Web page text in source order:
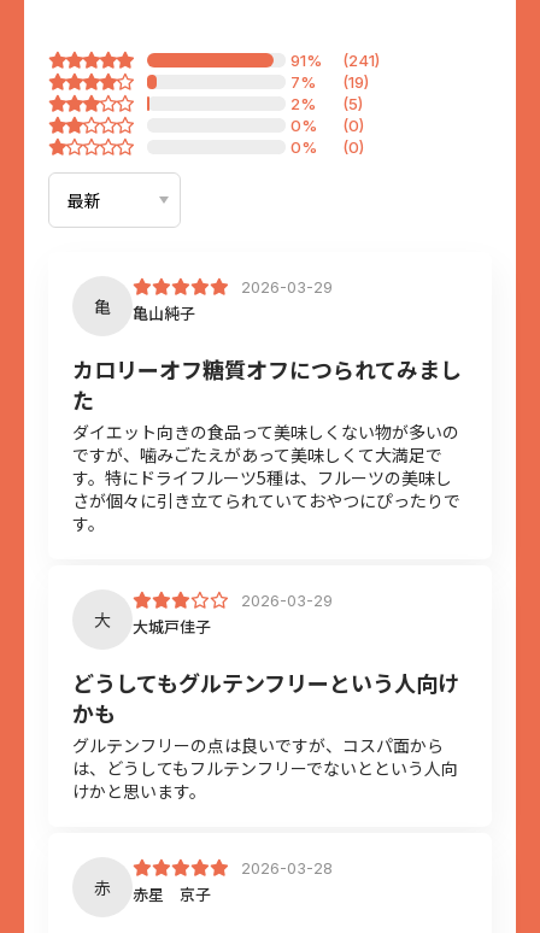
0% (0)
0% (0)
2% (5)
7% (19)
91% (241)
亀
2026-03-29
亀山純子
カロリーオフ糖質オフにつられてみまし
た
ダイエット向きの食品って美味しくない物が多いの
ですが、噛みごたえがあって美味しくて大満足で
す。特にドライフルーツ5種は、フルーツの美味し
さが個々に引き立てられていておやつにぴったりで
す。
大
2026-03-29
大城戸佳子
どうしてもグルテンフリーという人向け
かも
グルテンフリーの点は良いですが、コスパ面から
は、どうしてもフルテンフリーでないとという人向
けかと思います。
赤
2026-03-28
赤星 京子